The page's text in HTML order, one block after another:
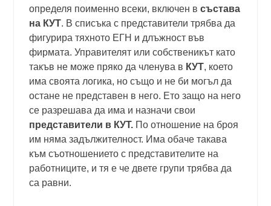
определя поименно всеки, включен всъстава
на КУТ. В списъка с представители трябва да
фигурира тяхното ЕГН и длъжност във
фирмата. Управителят или собственикът като
такъв не може пряко да членува в КУТ, което
има своята логика, но също и не би могъл да
остане не представен в него. Ето защо на него
се разрешава да има и назначи свои
представители в КУТ. По отношение на броя
им няма задължителност. Има обаче такава
към съотношението с представителите на
работниците, и тя е че двете групи трябва да
са равни.